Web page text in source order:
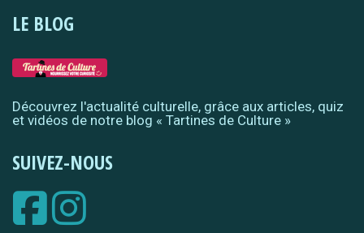
LE BLOG
Découvrez l'actualité culturelle, grâce aux articles, quiz
et vidéos de notre blog « Tartines de Culture »
SUIVEZ-NOUS